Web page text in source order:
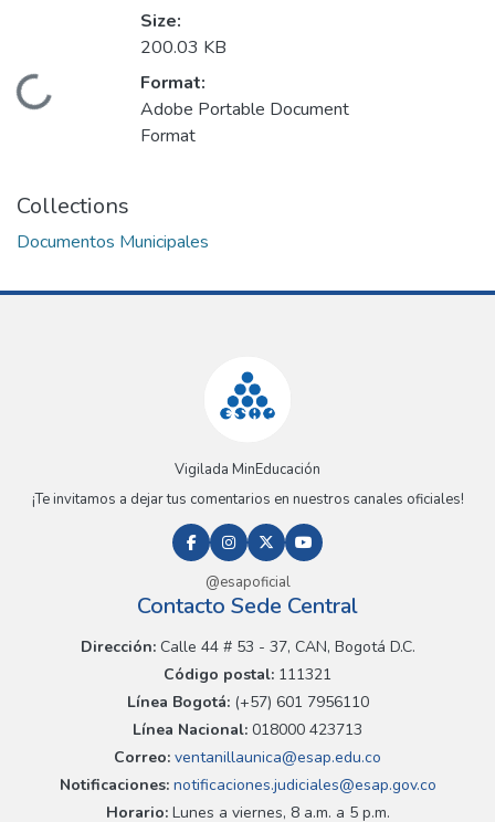
Loading...
Size:
200.03 KB
Format:
Adobe Portable Document
Format
Collections
Documentos Municipales
Vigilada MinEducación
¡Te invitamos a dejar tus comentarios en nuestros canales oficiales!
@esapoficial
Contacto Sede Central
Dirección:Calle 44 # 53 - 37, CAN, Bogotá D.C.
Código postal: 111321
Línea Bogotá:(+57) 601 7956110
Línea Nacional: 018000 423713
Correo: ventanillaunica@esap.edu.co
Notificaciones:notificaciones.judiciales@esap.gov.co
Horario:Lunes a viernes, 8 a.m. a 5 p.m.